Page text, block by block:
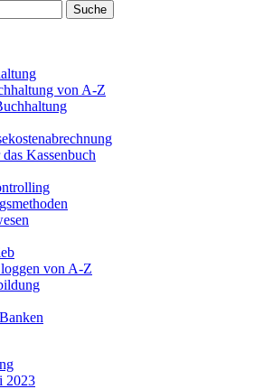
von A-Z
Kassenbuch
von A-Z
2023